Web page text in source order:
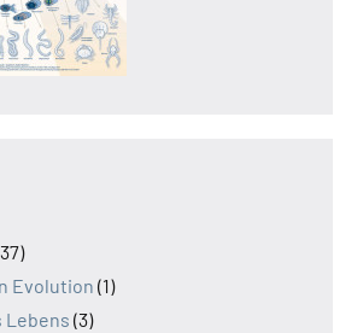
Evolution (1)
Lebens (3)